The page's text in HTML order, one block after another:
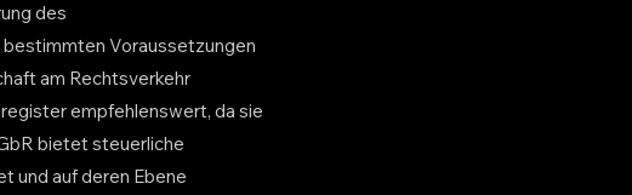
des
Voraussetzungen
am Rechtsverkehr
empfehlenswert, da sie
bietet steuerliche
und auf deren Ebene